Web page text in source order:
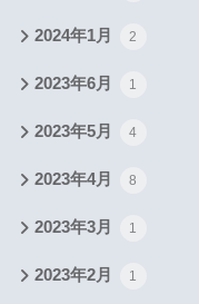
2024年1月 2
2023年6月 1
2023年5月 4
2023年4月 8
2023年3月 1
2023年2月 1